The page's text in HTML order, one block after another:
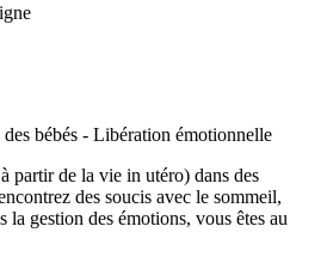
bébés - Libération émotionnelle
partir de la vie in utéro) dans des
des soucis avec le sommeil,
la gestion des émotions, vous êtes au